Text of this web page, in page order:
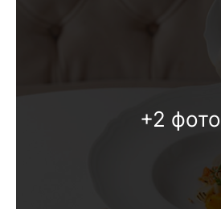
+2 фото